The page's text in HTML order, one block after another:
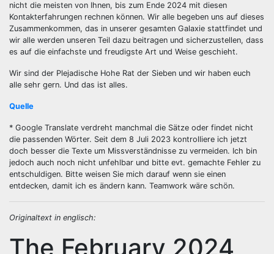
nicht die meisten von Ihnen, bis zum Ende 2024 mit diesen
Kontakterfahrungen rechnen können. Wir alle begeben uns auf dieses
Zusammenkommen, das in unserer gesamten Galaxie stattfindet und
wir alle werden unseren Teil dazu beitragen und sicherzustellen, dass
es auf die einfachste und freudigste Art und Weise geschieht.
Wir sind der Plejadische Hohe Rat der Sieben und wir haben euch
alle sehr gern. Und das ist alles.
Quelle
* Google Translate verdreht manchmal die Sätze oder findet nicht
die passenden Wörter. Seit dem 8 Juli 2023 kontrolliere ich jetzt
doch besser die Texte um Missverständnisse zu vermeiden. Ich bin
jedoch auch noch nicht unfehlbar und bitte evt. gemachte Fehler zu
entschuldigen. Bitte weisen Sie mich darauf wenn sie einen
entdecken, damit ich es ändern kann. Teamwork wäre schön.
Originaltext in englisch:
The February 2024